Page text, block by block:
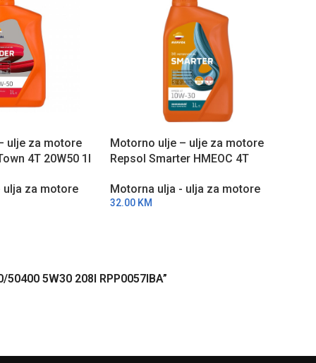
ulje za motore
4T 20W50 1l
ulja za motore
Motorno ulje – ulje za motore
Repsol Smarter HMEOC 4T
Motorna ulja - ulja za motore
32.00 KM
5W30 208l RPP0057IBA”